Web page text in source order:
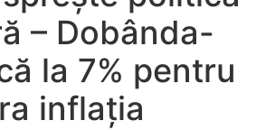
– Dobânda-
la 7% pentru
inflația